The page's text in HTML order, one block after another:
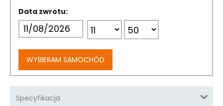
Data zwrotu:
WYBIERAM SAMOCHÓD
Specyfikacja